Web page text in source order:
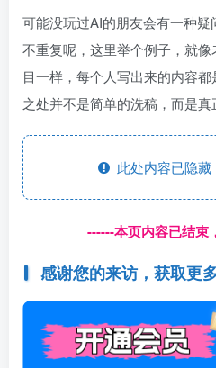
可能没玩过AI的朋友会有一种
不重复呢，这里举个例子，就
目一样，每个人写出来的内容
之处并不是简单的洗稿，而是真
此处内容已隐藏
------本页内容已结束
感谢您的来访，获取更